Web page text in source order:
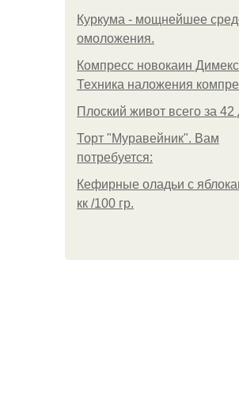
Куркума - мощнейшее
омоложения.
Компресс новокаин
Техника наложения
Плоский живот всего за 42
Торт "Муравейник". Вам
потребуется:
Кефирные оладьи с
кк /100 гр.